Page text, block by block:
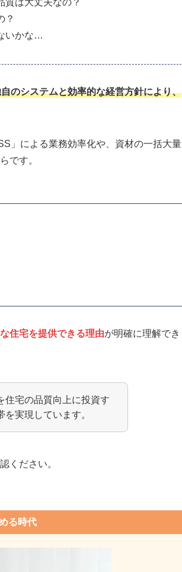
？
いかな…
のシステムと効率的な経営方針により、
」による業務効率化や、資材の一括大量
です。
住宅を提供できる理由が明確に理解でき
住宅の品質向上に投資す
実現しています。
ください。
る時代